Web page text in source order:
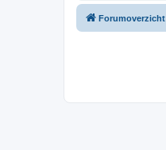
Forumoverzicht